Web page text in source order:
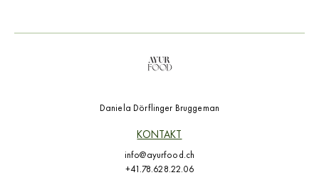
Daniela Dörflinger Bruggeman
KONTAKT
info@ayurfood.ch
+41.78.628.22.06